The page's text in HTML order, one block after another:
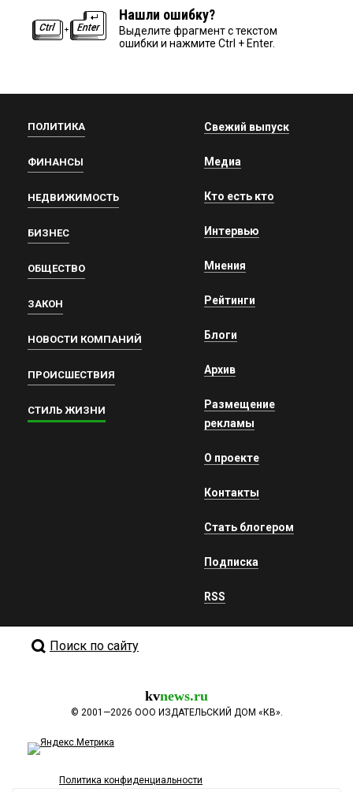
Нашли ошибку?
Выделите фрагмент с текстом
ошибки и нажмите Ctrl + Enter.
ПОЛИТИКА
ФИНАНСЫ
НЕДВИЖИМОСТЬ
БИЗНЕС
ОБЩЕСТВО
ЗАКОН
НОВОСТИ КОМПАНИЙ
ПРОИСШЕСТВИЯ
СТИЛЬ ЖИЗНИ
Свежий выпуск
Медиа
Кто есть кто
Интервью
Мнения
Рейтинги
Блоги
Архив
Размещение
рекламы
О проекте
Контакты
Стать блогером
Подписка
RSS
Поиск по сайту
kvnews.ru
© 2001—2026 ООО ИЗДАТЕЛЬСКИЙ ДОМ «КВ».
Политика конфиденциальности